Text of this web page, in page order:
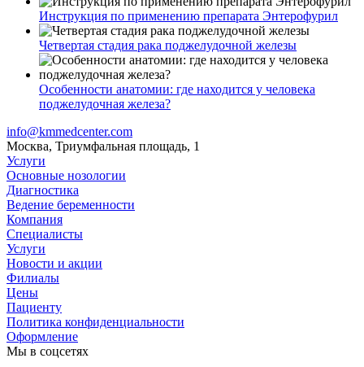
Инструкция по применению препарата Энтерофурил
Четвертая стадия рака поджелудочной железы
Особенности анатомии: где находится у человека
поджелудочная железа?
info@kmmedcenter.com
Москва, Триумфальная площадь, 1
Услуги
Основные нозологии
Диагностика
Ведение беременности
Компания
Специалисты
Услуги
Новости и акции
Филиалы
Цены
Пациенту
Политика конфиденциальности
Оформление
Мы в соцсетях